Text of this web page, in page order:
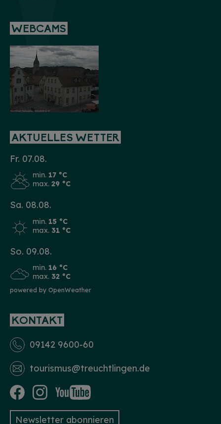
WEBCAMS
AKTUELLES WETTER
Fr. 07.08.
min. 17 °C
max. 29 °C
Sa. 08.08.
min. 15 °C
max. 31 °C
So. 09.08.
min. 16 °C
max. 32 °C
powered by OpenWeather
KONTAKT
09142 9600-60
tourismus­@treuchtlingen.de
Newsletter abonnieren